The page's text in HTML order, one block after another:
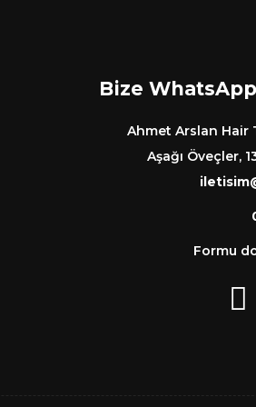
Bize
Ahmet Arslan Hair
Aşağı Öveçler,
Formu